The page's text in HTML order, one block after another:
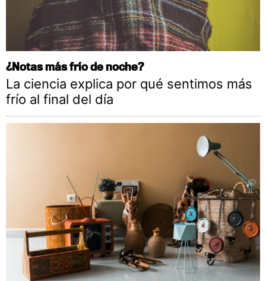
¿Notas más frío de noche?
La ciencia explica por qué sentimos más
frío al final del día